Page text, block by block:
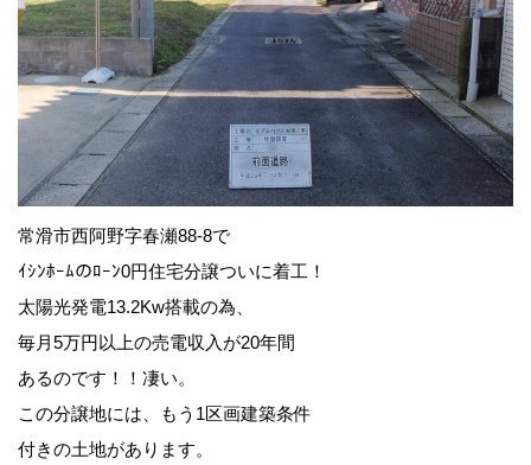
常滑市西阿野字春瀬88-8で
ｲｼﾝﾎｰﾑのﾛｰﾝ0円住宅分譲ついに着工！
太陽光発電13.2Kw搭載の為、
毎月5万円以上の売電収入が20年間
あるのです！！凄い。
この分譲地には、もう1区画建築条件
付きの土地があります。